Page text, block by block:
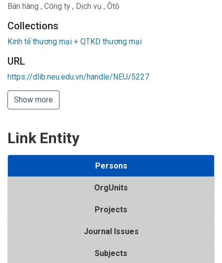
Bán hàng , Công ty , Dịch vụ , Ôtô
Collections
Kinh tế thương mại + QTKD thương mại
URL
https://dlib.neu.edu.vn/handle/NEU/5227
Show more
Link Entity
Persons
OrgUnits
Projects
Journal Issues
Subjects